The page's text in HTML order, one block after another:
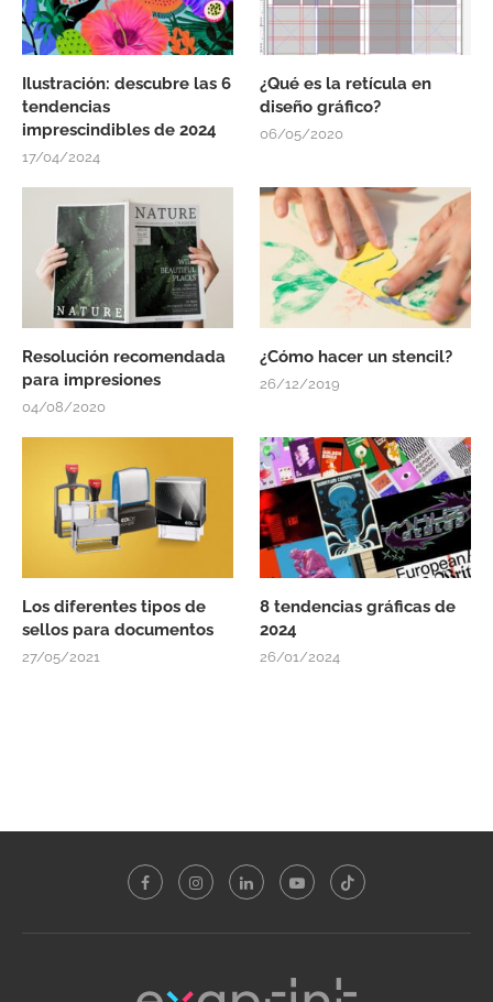
Ilustración: descubre las 6
tendencias
imprescindibles de 2024
17/04/2024
¿Qué es la retícula en
diseño gráfico?
06/05/2020
Resolución recomendada
para impresiones
04/08/2020
¿Cómo hacer un stencil?
26/12/2019
Los diferentes tipos de
sellos para documentos
27/05/2021
8 tendencias gráficas de
2024
26/01/2024